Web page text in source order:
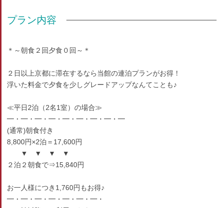
プラン内容
＊～朝食２回夕食０回～＊
２日以上京都に滞在するなら当館の連泊プランがお得！
浮いた料金で夕食を少しグレードアップなんてことも♪
≪平日2泊（2名1室）の場合≫
━・━・━・━・━・━・━・━・━
(通常)朝食付き
8,800円×2泊＝17,600円
▼ ▼ ▼ ▼
２泊２朝食で⇒15,840円
お一人様につき1,760円もお得♪
━・━・━・━・━・━・━・